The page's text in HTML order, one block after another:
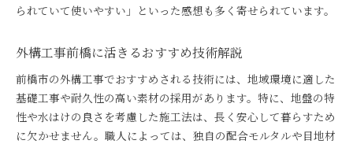
られていて使いやすい」といった感想も多く寄せられています。
外構工事前橋に活きるおすすめ技術解説
前橋市の外構工事でおすすめされる技術には、地域環境に適した
基礎工事や耐久性の高い素材の採用があります。特に、地盤の特
性や水はけの良さを考慮した施工法は、長く安心して暮らすため
に欠かせません。職人によっては、独自の配合モルタルや目地材